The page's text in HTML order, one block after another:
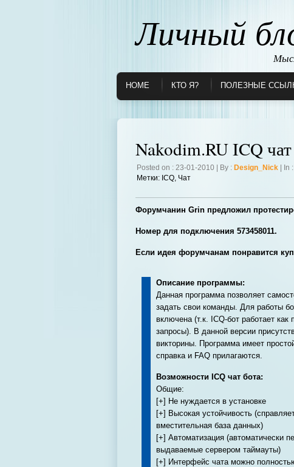
Личный
HOME КТО Я? ПОЛЕЗНЫЕ
Nakodim.RU ICQ
Posted on : 23-01-2010 | By : Design_Nick | In :
Метки: ICQ, Чат
Форумчанин Grin предложил
Номер для подключения 573458011.
Если идея форумчанам понравится
Описание программы:
Данная программа позволяет
задать свои команды. Для работы
включена (т.к. ICQ-бот работает
запросы). В данной версии
викторины. Программа имеет
справка и FAQ прилагаются.
Возможности ICQ чат бота:
Общие:
[+] Не нуждается в установке
[+] Высокая устойчивость
вместительная база данных)
[+] Автоматизация (автоматически
выдаваемые сервером таймауты)
[+] Интерфейс чата можно